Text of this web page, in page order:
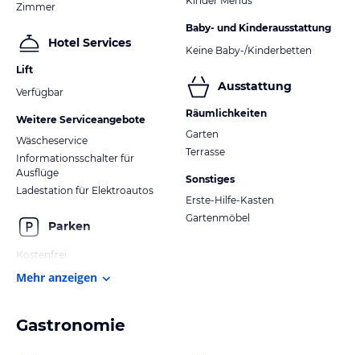
Zimmer
Hotel Services
Lift
Verfügbar
Weitere Serviceangebote
Wäscheservice
Informationsschalter für
Ausflüge
Ladestation für Elektroautos
Parken
Kostenfrei
Baby- und Kinderausstattung
Keine Baby-/Kinderbetten
Ausstattung
Räumlichkeiten
Garten
Terrasse
Sonstiges
Erste-Hilfe-Kasten
Gartenmöbel
Mehr anzeigen
Gastronomie